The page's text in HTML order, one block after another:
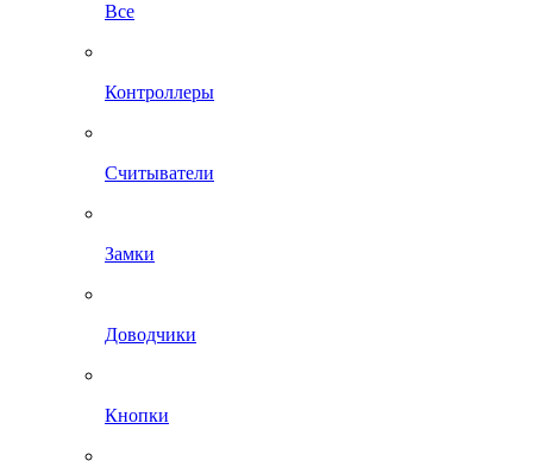
Все
Контроллеры
Считыватели
Замки
Доводчики
Кнопки